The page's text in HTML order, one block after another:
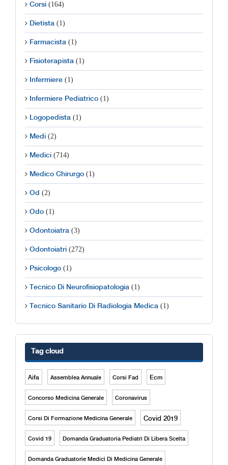
Corsi (164)
Dietista (1)
Farmacista (1)
Fisioterapista (1)
Infermiere (1)
Infermiere Pediatrico (1)
Logopedista (1)
Medi (2)
Medici (714)
Medico Chirurgo (1)
Od (2)
Odo (1)
Odontoiatra (3)
Odontoiatri (272)
Psicologo (1)
Tecnico Di Neurofisiopatologia (1)
Tecnico Sanitario Di Radiologia Medica (1)
Tag cloud
Aifa Assemblea Annuale Corsi Fad Ecm
Concorso Medicina Generale Coronavirus
Corsi Di Formazione Medicina Generale Covid 2019
Covid 19 Domanda Graduatoria Pediatri Di Libera Scelta
Domanda Graduatorie Medici Di Medicina Generale